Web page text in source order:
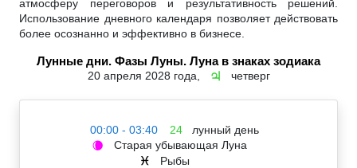
атмосферу переговоров и результативность решений.
Использование дневного календаря позволяет действовать
более осознанно и эффективно в бизнесе.
Лунные дни. Фазы Луны. Луна в знаках зодиака
20 апреля 2028 года, ♃ четверг
00:00 - 03:40 24 лунный день
🌘 Старая убывающая Луна
♓
Рыбы